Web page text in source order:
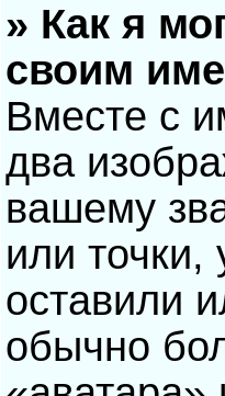
» Как я
своим
Вместе с
два
вашему
или
оставили
обычно